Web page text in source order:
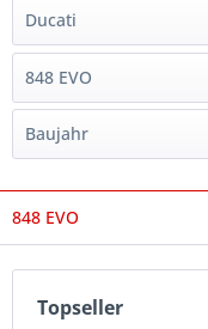
848 EVO
Topseller